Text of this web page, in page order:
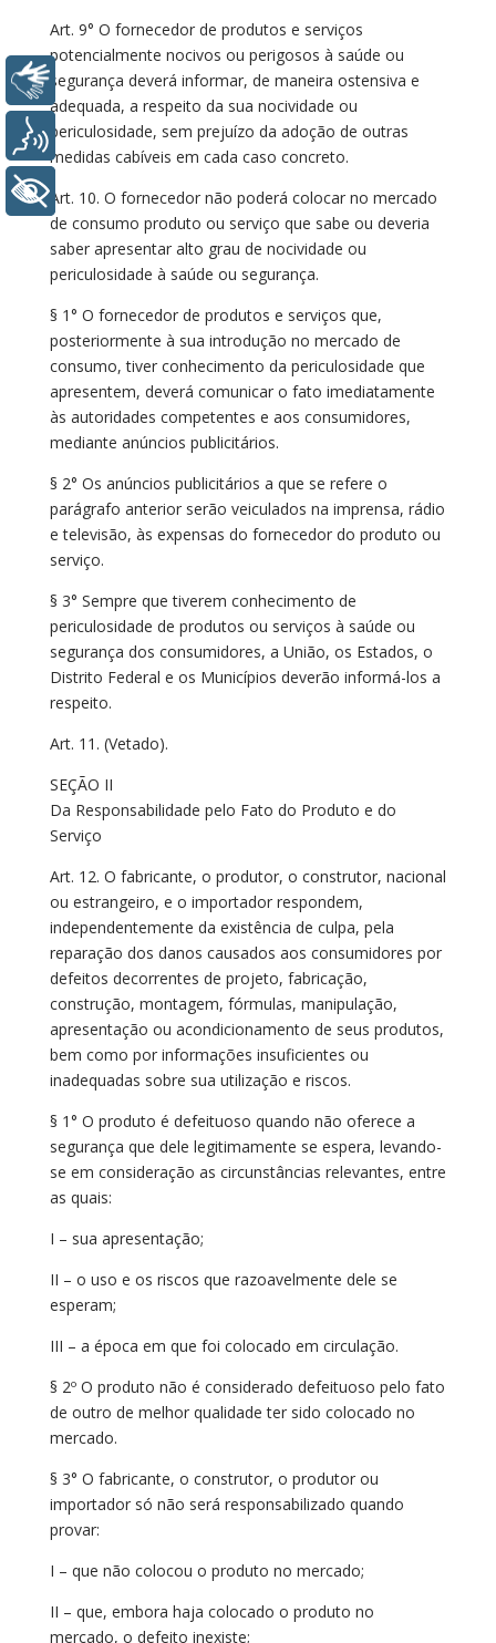
Art. 9° O fornecedor de produtos e serviços
potencialmente nocivos ou perigosos à saúde ou
segurança deverá informar, de maneira ostensiva e
adequada, a respeito da sua nocividade ou
periculosidade, sem prejuízo da adoção de outras
medidas cabíveis em cada caso concreto.
Art. 10. O fornecedor não poderá colocar no mercado
de consumo produto ou serviço que sabe ou deveria
saber apresentar alto grau de nocividade ou
periculosidade à saúde ou segurança.
§ 1° O fornecedor de produtos e serviços que,
posteriormente à sua introdução no mercado de
consumo, tiver conhecimento da periculosidade que
apresentem, deverá comunicar o fato imediatamente
às autoridades competentes e aos consumidores,
mediante anúncios publicitários.
§ 2° Os anúncios publicitários a que se refere o
parágrafo anterior serão veiculados na imprensa, rádio
e televisão, às expensas do fornecedor do produto ou
serviço.
§ 3° Sempre que tiverem conhecimento de
periculosidade de produtos ou serviços à saúde ou
segurança dos consumidores, a União, os Estados, o
Distrito Federal e os Municípios deverão informá-los a
respeito.
Art. 11. (Vetado).
SEÇÃO II
Da Responsabilidade pelo Fato do Produto e do
Serviço
Art. 12. O fabricante, o produtor, o construtor, nacional
ou estrangeiro, e o importador respondem,
independentemente da existência de culpa, pela
reparação dos danos causados aos consumidores por
defeitos decorrentes de projeto, fabricação,
construção, montagem, fórmulas, manipulação,
apresentação ou acondicionamento de seus produtos,
bem como por informações insuficientes ou
inadequadas sobre sua utilização e riscos.
§ 1° O produto é defeituoso quando não oferece a
segurança que dele legitimamente se espera, levando-
se em consideração as circunstâncias relevantes, entre
as quais:
I – sua apresentação;
II – o uso e os riscos que razoavelmente dele se
esperam;
III – a época em que foi colocado em circulação.
§ 2º O produto não é considerado defeituoso pelo fato
de outro de melhor qualidade ter sido colocado no
mercado.
§ 3° O fabricante, o construtor, o produtor ou
importador só não será responsabilizado quando
provar:
I – que não colocou o produto no mercado;
II – que, embora haja colocado o produto no
mercado, o defeito inexiste;
Libras
Voz
+ Acessibilidade